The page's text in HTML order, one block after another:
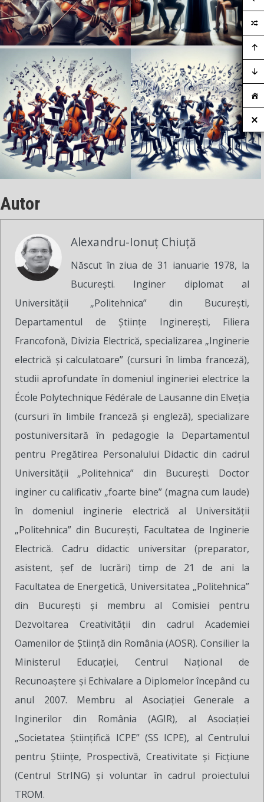
Autor
Alexandru-Ionuț Chiuță
Născut în ziua de 31 ianuarie 1978, la
București. Inginer diplomat al
Universității „Politehnica” din București,
Departamentul de Științe Inginerești, Filiera
Francofonă, Divizia Electrică, specializarea „Inginerie
electrică și calculatoare” (cursuri în limba franceză),
studii aprofundate în domeniul ingineriei electrice la
École Polytechnique Fédérale de Lausanne din Elveția
(cursuri în limbile franceză și engleză), specializare
postuniversitară în pedagogie la Departamentul
pentru Pregătirea Personalului Didactic din cadrul
Universității „Politehnica” din București. Doctor
inginer cu calificativ „foarte bine” (magna cum laude)
în domeniul inginerie electrică al Universității
„Politehnica” din București, Facultatea de Inginerie
Electrică. Cadru didactic universitar (preparator,
asistent, șef de lucrări) timp de 21 de ani la
Facultatea de Energetică, Universitatea „Politehnica”
din București și membru al Comisiei pentru
Dezvoltarea Creativității din cadrul Academiei
Oamenilor de Știință din România (AOSR). Consilier la
Ministerul Educației, Centrul Național de
Recunoaștere și Echivalare a Diplomelor începând cu
anul 2007. Membru al Asociației Generale a
Inginerilor din România (AGIR), al Asociației
„Societatea Științifică ICPE” (SS ICPE), al Centrului
pentru Științe, Prospectivă, Creativitate și Ficțiune
(Centrul StrING) și voluntar în cadrul proiectului
TROM.